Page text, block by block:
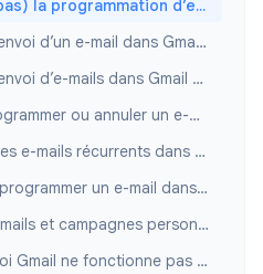
Ce que fait (et ne fait pas) la programmation d’envoi Gmail
Comment programmer l’envoi d’un e-mail dans Gmail sur ordinateur
Comment programmer l’envoi d’e-mails dans Gmail sur mobile
Comment modifier, reprogrammer ou annuler un e-mail programmé
Comment programmer des e-mails récurrents dans Gmail
Meilleurs moments pour programmer un e-mail dans Gmail afin d’optimiser les ouvertures
Programmer plusieurs e-mails et campagnes personnalisées
La programmation d’envoi Gmail ne fonctionne pas ? Solutions rapides